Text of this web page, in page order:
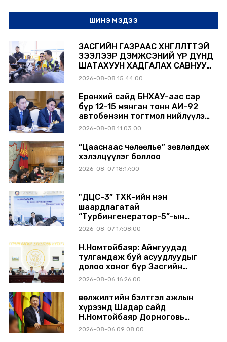
ШИНЭ МЭДЭЭ
ЗАСГИЙН ГАЗРААС ХӨНГӨЛӨЛТТЭЙ
ЗЭЭЛЭЭР ДЭМЖСЭНИЙ ҮР ДҮНД
ШАТАХУУН ХАДГАЛАХ САВНУУД
ЭХНЭЭСЭЭ АШИГЛАЛТАД ОРЖ
2026-08-08 15:44:00
Ерөнхий сайд БНХАУ-аас сар
бүр 12-15 мянган тонн АИ-92
автобензин тогтмол нийлүүлэх
хүсэлт тавилаа
2026-08-08 11:03:00
“Цааснаас чөлөөлье” зөвлөлдөх
хэлэлцүүлэг боллоо
2026-08-07 18:17:00
"ДЦС-3” ТӨХК-ийн нэн
шаардлагатай
“Турбингенератор-5”-ын
шинэчлэлийн төсвийг
2026-08-07 17:08:00
Н.Номтойбаяр: Аймгуудад
тулгамдаж буй асуудлуудыг
долоо хоног бүр Засгийн
газрын хуралдаанд
2026-08-06 16:26:00
Өвөлжилтийн бэлтгэл ажлын
хүрээнд Шадар сайд
Н.Номтойбаяр Дорноговь
аймагт ажиллав
2026-08-06 09:08:00